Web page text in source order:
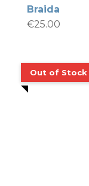
Braida
€25.00